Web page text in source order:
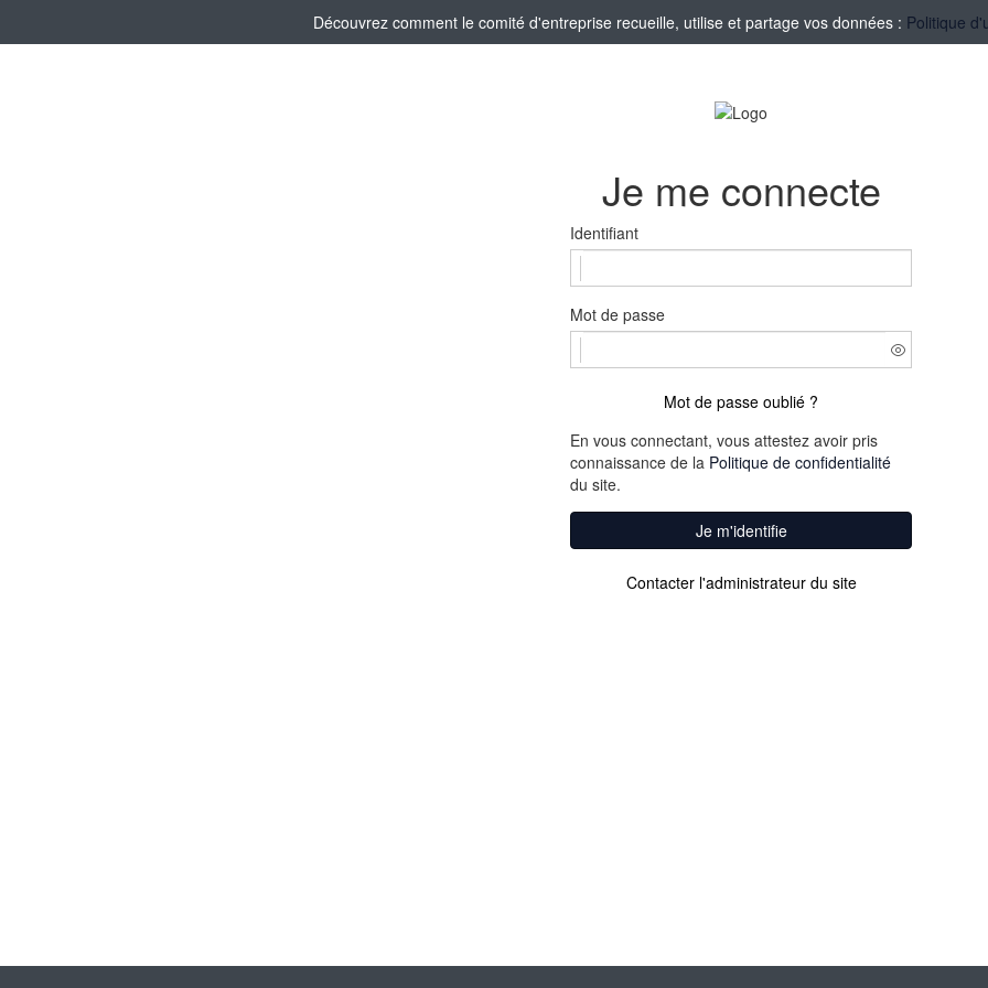
Découvrez comment le comité d'entreprise recueille, utilise et partage vos données : Politique
Je me connecte
Identifiant
Mot de passe
Mot de passe oublié ?
En vous connectant, vous attestez avoir pris
connaissance de la Politique de confidentialité
du site.
Je m'identifie
Contacter l'administrateur du site